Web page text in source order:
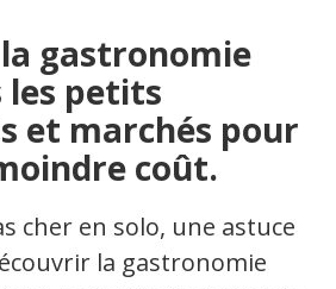
gastronomie
les petits
et marchés pour
coût.
cher en solo, une astuce
la gastronomie